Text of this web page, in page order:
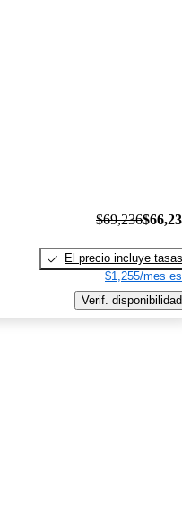
$69,236
El precio incluye tasas
$1,255/mes
Verif. disponibilidad